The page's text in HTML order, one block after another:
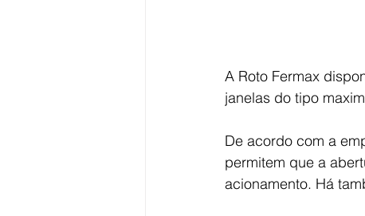
A Roto Fermax
janelas do tipo
De acordo com a
permitem que a
acionamento. Há